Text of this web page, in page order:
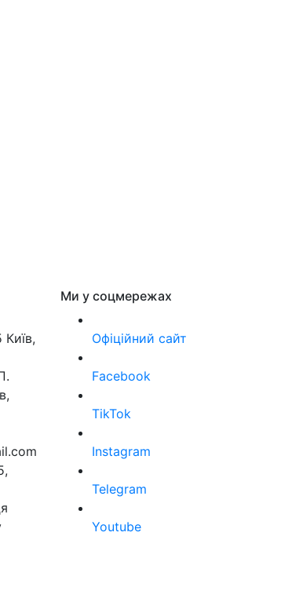
Ми у соцмережах
Офіційний сайт
Facebook
TikTok
Instagram
Telegram
Youtube